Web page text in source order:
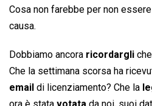
o
k
p
I
s
Cosa non farebbe per non essere
causa.
Dobbiamo ancora ricordargli
Che la settimana scorsa ha
email di licenziamento? Che la